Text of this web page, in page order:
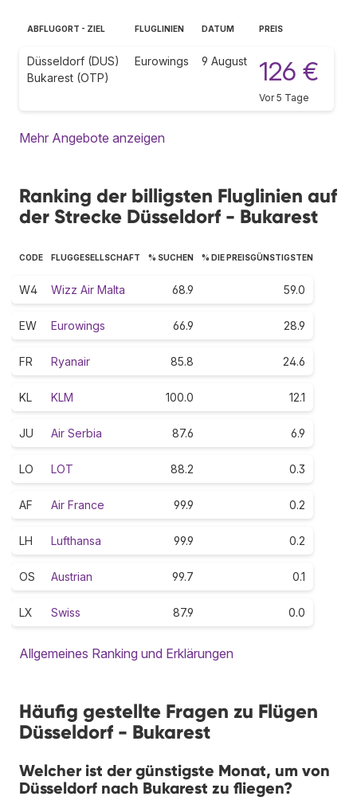
ABFLUGORT - ZIEL FLUGLINIEN DATUM PREIS
Düsseldorf (DUS)
Bukarest (OTP)
Eurowings 9 August 126 €
Vor 5 Tage
Mehr Angebote anzeigen
Ranking der billigsten Fluglinien auf
der Strecke Düsseldorf - Bukarest
CODE FLUGGESELLSCHAFT % SUCHEN % DIE PREISGÜNSTIGSTEN
W4 Wizz Air Malta 68.9 59.0
EW Eurowings 66.9 28.9
FR Ryanair 85.8 24.6
KL KLM 100.0 12.1
JU Air Serbia 87.6 6.9
LO LOT 88.2 0.3
AF Air France 99.9 0.2
LH Lufthansa 99.9 0.2
OS Austrian 99.7 0.1
LX Swiss 87.9 0.0
Allgemeines Ranking und Erklärungen
Häufig gestellte Fragen zu Flügen
Düsseldorf - Bukarest
Welcher ist der günstigste Monat, um von
Düsseldorf nach Bukarest zu fliegen?